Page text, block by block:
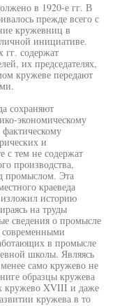
в 1920-е гг. В
прежде всего с
кружевниц в
инициативе.
гг. содержат
их председателях,
кружеве передают
сохраняют
экономическому
и
с тем не содержат
производства,
промыслом. Эта
краеведа
историю
на труды
сведения о промысле
в промысле
школы. Являясь
само кружево не
образцы кружева
кружево XVIII и даже
кружева в то